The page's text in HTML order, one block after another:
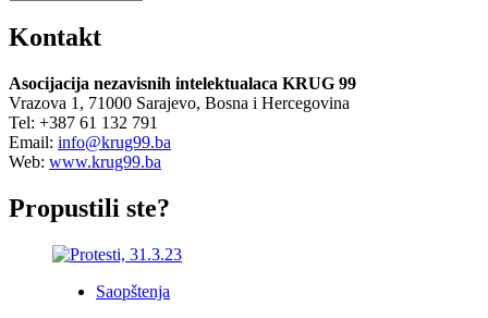
Kontakt
Asocijacija nezavisnih intelektualaca KRUG 99
Vrazova 1, 71000 Sarajevo, Bosna i Hercegovina
Tel: +387 61 132 791
Email: info@krug99.ba
Web: www.krug99.ba
Propustili ste?
Saopštenja